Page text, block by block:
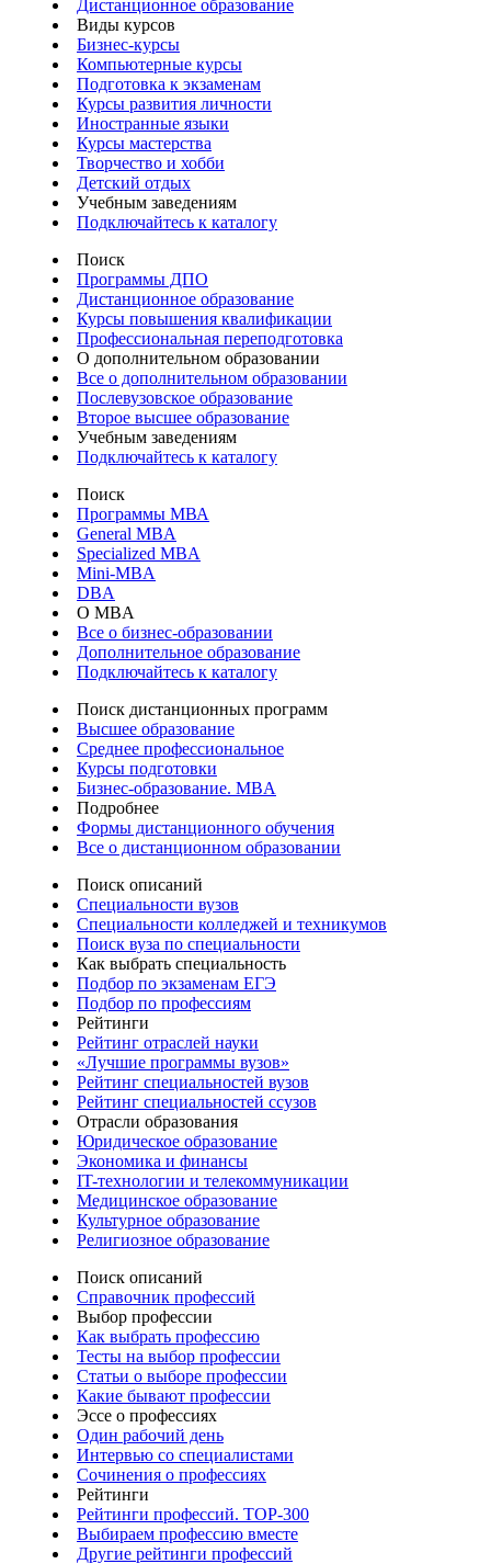
Дистанционное образование
Виды курсов
Бизнес-курсы
Компьютерные курсы
Подготовка к экзаменам
Курсы развития личности
Иностранные языки
Курсы мастерства
Творчество и хобби
Детский отдых
Учебным заведениям
Подключайтесь к каталогу
Поиск
Программы ДПО
Дистанционное образование
Курсы повышения квалификации
Профессиональная переподготовка
О дополнительном образовании
Все о дополнительном образовании
Послевузовское образование
Второе высшее образование
Учебным заведениям
Подключайтесь к каталогу
Поиск
Программы МВА
General MBA
Specialized MBA
Mini-MBA
DBA
О MBA
Все о бизнес-образовании
Дополнительное образование
Подключайтесь к каталогу
Поиск дистанционных программ
Высшее образование
Среднее профессиональное
Курсы подготовки
Бизнес-образование. MBA
Подробнее
Формы дистанционного обучения
Все о дистанционном образовании
Поиск описаний
Специальности вузов
Специальности колледжей и техникумов
Поиск вуза по специальности
Как выбрать специальность
Подбор по экзаменам ЕГЭ
Подбор по профессиям
Рейтинги
Рейтинг отраслей науки
«Лучшие программы вузов»
Рейтинг специальностей вузов
Рейтинг специальностей ссузов
Отрасли образования
Юридическое образование
Экономика и финансы
IT-технологии и телекоммуникации
Медицинское образование
Культурное образование
Религиозное образование
Поиск описаний
Справочник профессий
Выбор профессии
Как выбрать профессию
Тесты на выбор профессии
Статьи о выборе профессии
Какие бывают профессии
Эссе о профессиях
Один рабочий день
Интервью со специалистами
Сочинения о профессиях
Рейтинги
Рейтинги профессий. TOP-300
Выбираем профессию вместе
Другие рейтинги профессий